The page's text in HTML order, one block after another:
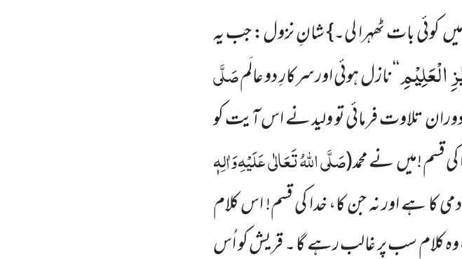
کوئی بات ٹھہرا لی۔} شانِ نزول: جب یہ
الْعَلِیْمِ‘‘ نازل ہوئی اورسرکارِ دو عالَمصَلَّی
تلاوت فرمائی تو ولید نے اس آیت کو
قسم !میں نے محمد(صَلَّی اللّٰہُ تَعَالٰیعَلَیْہِوَاٰلِہٖ
کا ہے اور نہ جن کا، خدا کی قسم! اس کلام
کلام سب پر غالب رہے گا ۔ قریش کو اُس